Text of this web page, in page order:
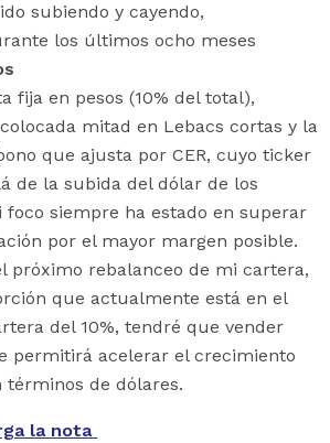
subiendo y cayendo,
los últimos ocho meses
fija en pesos (10% del total),
mitad en Lebacs cortas y la
que ajusta por CER, cuyo ticker
de la subida del dólar de los
siempre ha estado en superar
por el mayor margen posible.
próximo rebalanceo de mi cartera,
que actualmente está en el
del 10%, tendré que vender
permitirá acelerar el crecimiento
términos de dólares.
la nota